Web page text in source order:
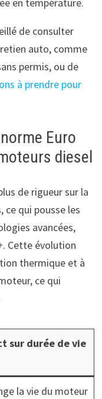
en température.
de consulter
auto, comme
permis, ou de
à prendre pour
Euro
diesel
de rigueur sur la
qui pousse les
avancées,
Cette évolution
thermique et à
ce qui
sur durée de vie
la vie du moteur